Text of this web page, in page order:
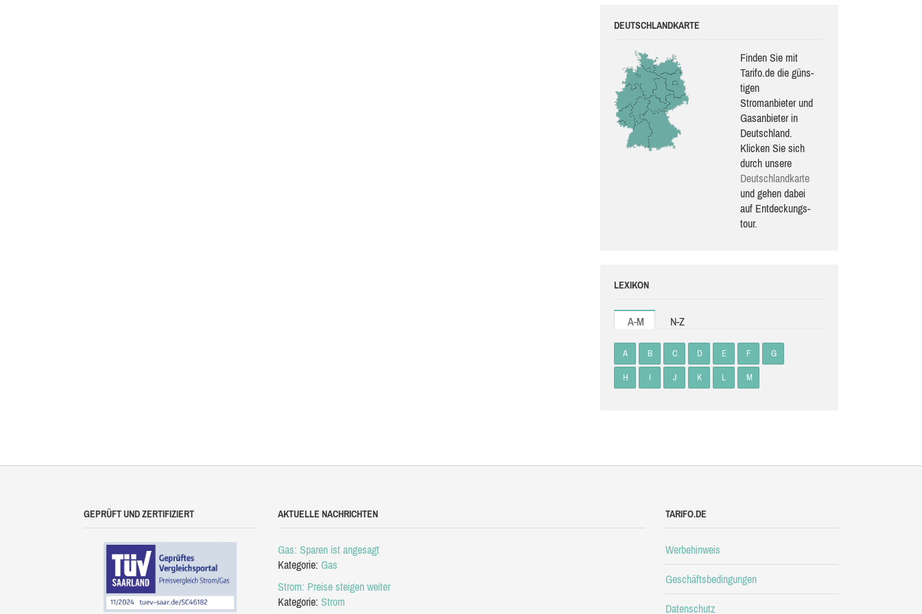
DEUTSCHLANDKARTE
Finden Sie mit
Tarifo.de die güns­
ti­gen
Stromanbieter und
Gasanbieter in
Deutschland.
Klicken Sie sich
durch unsere
Deutsch­land­karte
und gehen dabei
auf Ent­de­ckungs­
tour.
LEXIKON
A-M N-Z
A B C D E F G
H I J K L M
GEPRÜFT UND ZERTIFIZIERT AKTUELLE NACHRICHTEN
Gas: Sparen ist angesagt
Kategorie: Gas
Strom: Preise steigen weiter
Kategorie: Strom
TARIFO.DE
Werbehinweis
Geschäftsbedingungen
Datenschutz